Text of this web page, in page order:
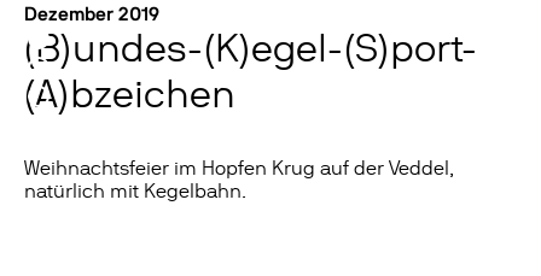
Dezember 2019
(B)undes-(K)egel-(S)port-
(A)bzeichen
Weihnachtsfeier im Hopfen Krug auf der Veddel,
natürlich mit Kegelbahn.